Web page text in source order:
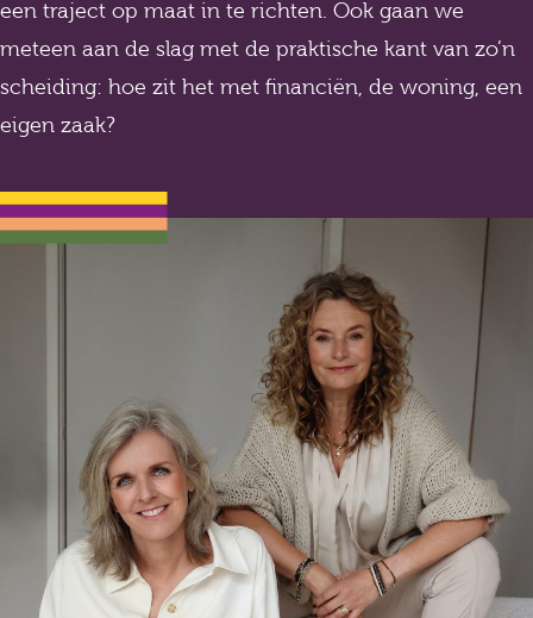
een traject op maat in te richten. Ook gaan we
meteen aan de slag met de praktische kant van zo’n
scheiding: hoe zit het met financiën, de woning, een
eigen zaak?